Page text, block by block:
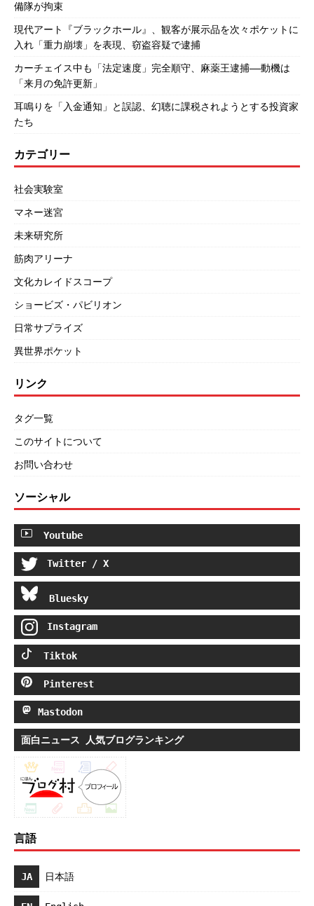
備隊が拘束
現代アート『ブラックホール』、観客が展示品を次々ポケットに
入れ「重力崩壊」を表現、窃盗容疑で逮捕
カーチェイス中も「法定速度」完全順守、麻薬王逮捕――動機は
「来月の免許更新」
耳鳴りを「入金通知」と誤認、幻聴に課税されようとする投資家
たち
カテゴリー
社会実験室
マネー迷宮
未来研究所
筋肉アリーナ
文化カレイドスコープ
ショービズ・パビリオン
日常サプライズ
異世界ポケット
リンク
タグ一覧
このサイトについて
お問い合わせ
ソーシャル
Youtube
Twitter / X
Bluesky
Instagram
Tiktok
Pinterest
Mastodon
面白ニュース 人気ブログランキング
言語
JA 日本語